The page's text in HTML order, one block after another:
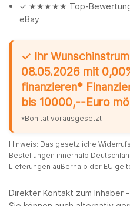
✓ ★★★★★ Top-
eBay
✓ Ihr
08.05.2026 mit
finanzieren*
bis 10000,--Euro
*Bonität vorausgesetzt
Hinweis: Das gesetzliche
Bestellungen innerhalb
Lieferungen außerhalb der EU
Direkter Kontakt zum Inhaber